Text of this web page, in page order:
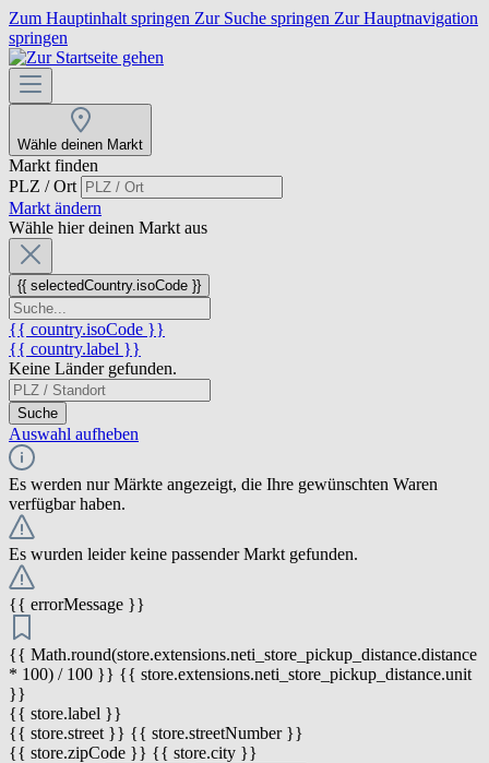
Zum Hauptinhalt springen Zur Suche springen Zur Hauptnavigation
springen
Wähle deinen Markt
Markt finden
PLZ / Ort
Markt ändern
Wähle hier deinen Markt aus
{{ selectedCountry.isoCode }}
{{ country.isoCode }}
{{ country.label }}
Keine Länder gefunden.
Suche
Auswahl aufheben
Es werden nur Märkte angezeigt, die Ihre gewünschten Waren
verfügbar haben.
Es wurden leider keine passender Markt gefunden.
{{ errorMessage }}
{{ Math.round(store.extensions.neti_store_pickup_distance.distance
* 100) / 100 }} {{ store.extensions.neti_store_pickup_distance.unit
}}
{{ store.label }}
{{ store.street }} {{ store.streetNumber }}
{{ store.zipCode }} {{ store.city }}